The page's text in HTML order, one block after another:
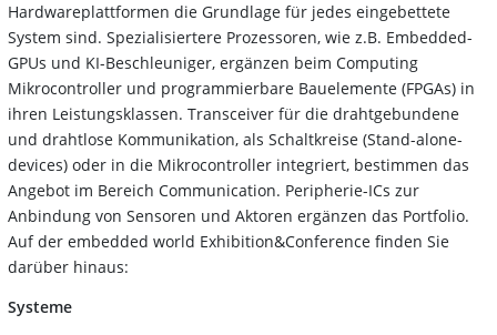
Hardwareplattformen die Grundlage für jedes eingebettete
System sind. Spezialisiertere Prozessoren, wie z.B. Embedded-
GPUs und KI-Beschleuniger, ergänzen beim Computing
Mikrocontroller und programmierbare Bauelemente (FPGAs) in
ihren Leistungsklassen. Transceiver für die drahtgebundene
und drahtlose Kommunikation, als Schaltkreise (Stand-alone-
devices) oder in die Mikrocontroller integriert, bestimmen das
Angebot im Bereich Communication. Peripherie-ICs zur
Anbindung von Sensoren und Aktoren ergänzen das Portfolio.
Auf der embedded world Exhibition&Conference finden Sie
darüber hinaus:
Systeme